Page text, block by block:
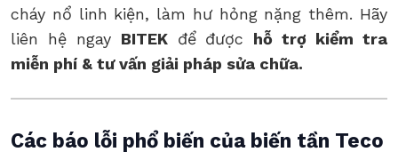
cháy nổ linh kiện, làm hư hỏng nặng thêm. Hãy
liên hệ ngay BITEKđể được hỗ trợ kiểm tra
miễn phí & tư vấn giải pháp sửa chữa.
Các báo lỗi phổ biến của biến tần Teco